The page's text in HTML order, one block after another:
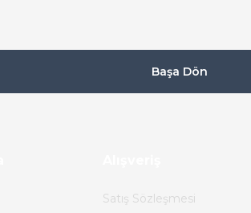
Başa Dön
Satış Sözleşmesi